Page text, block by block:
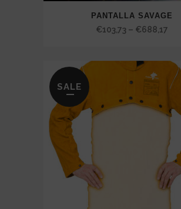
PANTALLA SAVAGE
€103,73 – €688,17
SALE